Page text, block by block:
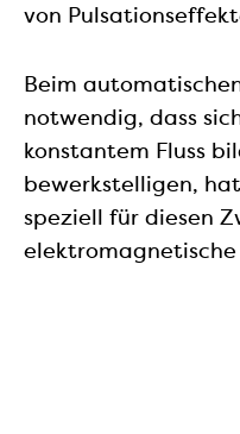
von
Beim
notwendig, dass
konstantem Fluss
bewerkstelligen,
speziell für diesen